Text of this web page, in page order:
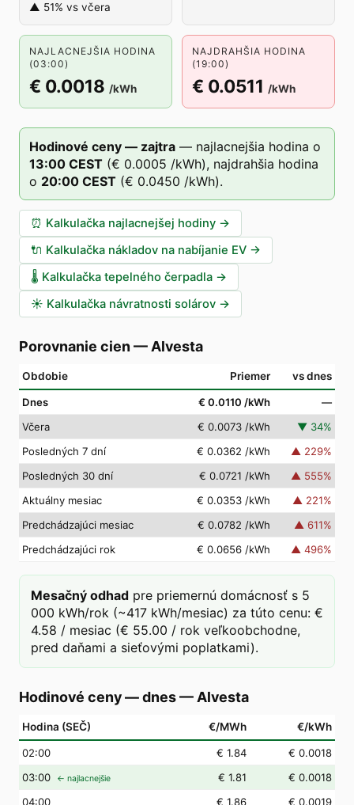
▲ 51% vs včera
NAJLACNEJŠIA HODINA
(03:00)
€ 0.0018 /kWh
NAJDRAHŠIA HODINA
(19:00)
€ 0.0511 /kWh
Hodinové ceny — zajtra — najlacnejšia hodina o
13:00 CEST (€ 0.0005 /kWh), najdrahšia hodina
o 20:00 CEST (€ 0.0450 /kWh).
⏰ Kalkulačka najlacnejšej hodiny →
🔌 Kalkulačka nákladov na nabíjanie EV →
🌡️ Kalkulačka tepelného čerpadla →
☀️ Kalkulačka návratnosti solárov →
Porovnanie cien — Alvesta
Obdobie Priemer vs dnes
Dnes € 0.0110 /kWh
—
Včera
€ 0.0073 /kWh ▼ 34%
Posledných 7 dní
€ 0.0362 /kWh ▲ 229%
Posledných 30 dní
€ 0.0721 /kWh ▲ 555%
Aktuálny mesiac
€ 0.0353 /kWh ▲ 221%
Predchádzajúci mesiac
€ 0.0782 /kWh ▲ 611%
Predchádzajúci rok
€ 0.0656 /kWh ▲ 496%
Mesačný odhad pre priemernú domácnosť s 5
000 kWh/rok (~417 kWh/mesiac) za túto cenu: €
4.58 / mesiac (€ 55.00 / rok veľkoobchodne,
pred daňami a sieťovými poplatkami).
Hodinové ceny — dnes— Alvesta
Hodina (SEČ) €/MWh €/kWh
02:00 € 1.84
€ 0.0018
03:00 ← najlacnejšie € 1.81
€ 0.0018
04:00 € 1.86
€ 0.0019